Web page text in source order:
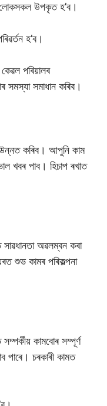
লোকসকল উপকৃত হ’ব।
হ’ব।
পৰিয়ালৰ
সমাধান কৰিব।
কৰিব। আপুনি কাম
খবৰ পাব। হিচাপ ৰখাত
অৱলম্বন কৰা
কামৰ পৰিকল্পনা
কামবোৰ সম্পূৰ্ণ
পাৰে। চৰকাৰী কামত